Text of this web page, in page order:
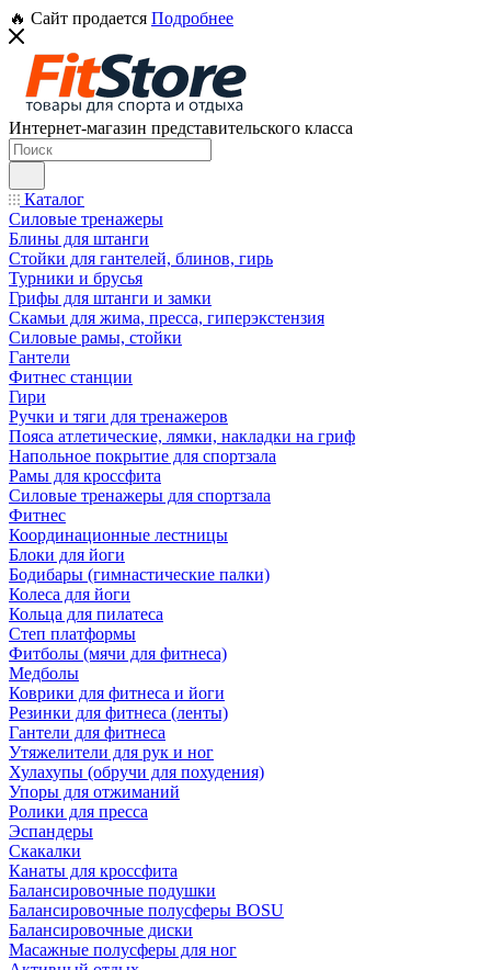
🔥 Сайт продается Подробнее
Интернет-магазин представительского класса
Каталог
Силовые тренажеры
Блины для штанги
Стойки для гантелей, блинов, гирь
Турники и брусья
Грифы для штанги и замки
Скамьи для жима, пресса, гиперэкстензия
Силовые рамы, стойки
Гантели
Фитнес станции
Гири
Ручки и тяги для тренажеров
Пояса атлетические, лямки, накладки на гриф
Напольное покрытие для спортзала
Рамы для кроссфита
Силовые тренажеры для спортзала
Фитнес
Координационные лестницы
Блоки для йоги
Бодибары (гимнастические палки)
Колеса для йоги
Кольца для пилатеса
Степ платформы
Фитболы (мячи для фитнеса)
Медболы
Коврики для фитнеса и йоги
Резинки для фитнеса (ленты)
Гантели для фитнеса
Утяжелители для рук и ног
Хулахупы (обручи для похудения)
Упоры для отжиманий
Ролики для пресса
Эспандеры
Скакалки
Канаты для кроссфита
Балансировочные подушки
Балансировочные полусферы BOSU
Балансировочные диски
Масажные полусферы для ног